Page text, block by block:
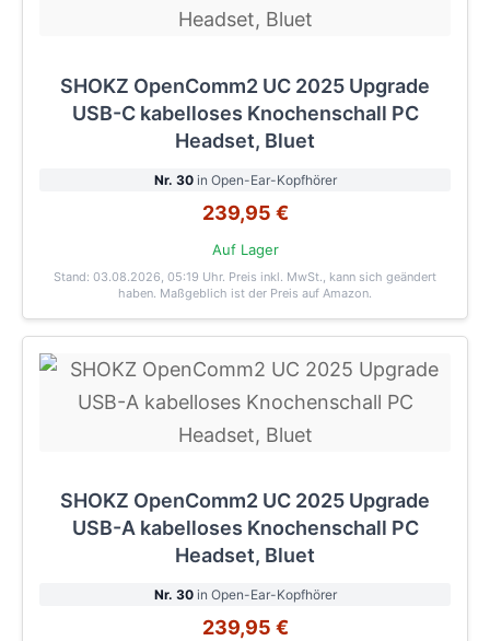
SHOKZ OpenComm2 UC 2025 Upgrade
USB-C kabelloses Knochenschall PC
Headset, Bluet
Nr. 30in Open-Ear-Kopfhörer
239,95 €
Auf Lager
Stand: 03.08.2026, 05:19 Uhr. Preis inkl. MwSt., kann sich geändert
haben. Maßgeblich ist der Preis auf Amazon.
SHOKZ OpenComm2 UC 2025 Upgrade
USB-A kabelloses Knochenschall PC
Headset, Bluet
Nr. 30in Open-Ear-Kopfhörer
239,95 €